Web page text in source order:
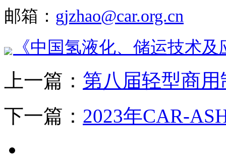
邮箱： gjzhao@car.org.cn
《中国氢液化、储运技术
上一篇： 第八届轻型商
下一篇： 2023年CAR-